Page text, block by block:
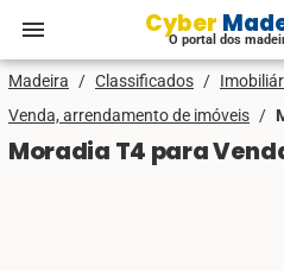
menu Cyber
O portal dos
Madeira / Classificados /
Venda, arrendamento de imóveis /
Moradia T4 para